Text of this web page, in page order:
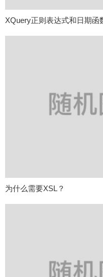
XQuery正则表达式和日期函
为什么需要XSL？